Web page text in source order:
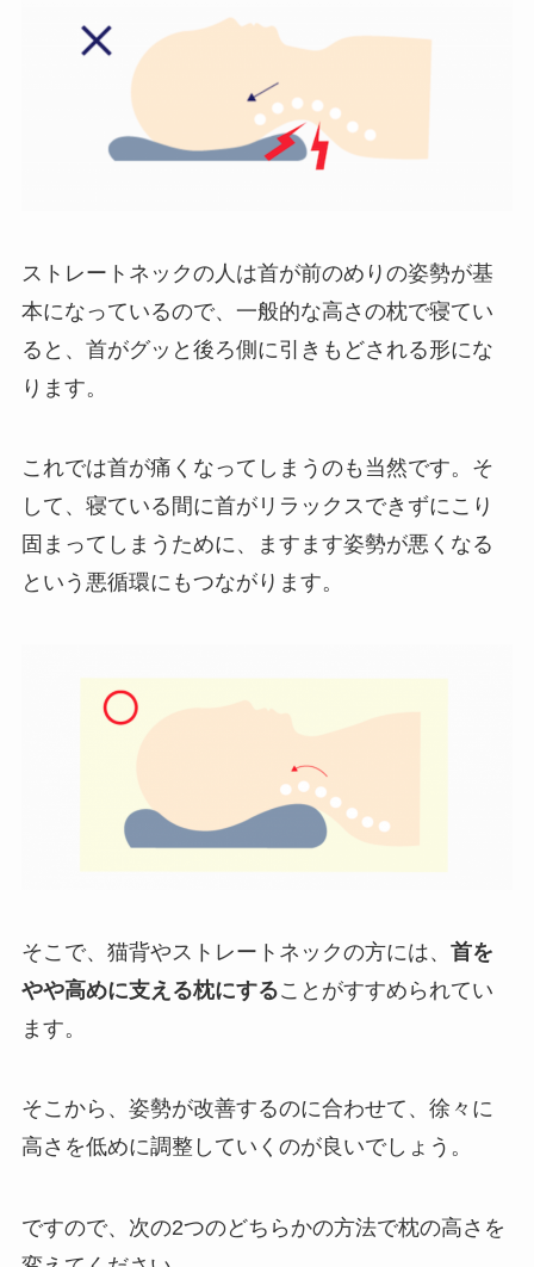
ストレートネックの人は首が前のめりの姿勢が基
本になっているので、一般的な高さの枕で寝てい
ると、首がグッと後ろ側に引きもどされる形にな
ります。
これでは首が痛くなってしまうのも当然です。そ
して、寝ている間に首がリラックスできずにこり
固まってしまうために、ますます姿勢が悪くなる
という悪循環にもつながります。
そこで、猫背やストレートネックの方には、 首を
やや高めに支える枕にすることがすすめられてい
ます。
そこから、姿勢が改善するのに合わせて、徐々に
高さを低めに調整していくのが良いでしょう。
ですので、次の2つのどちらかの方法で枕の高さを